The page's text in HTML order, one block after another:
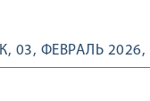
03, ФЕВРАЛЬ 2026,